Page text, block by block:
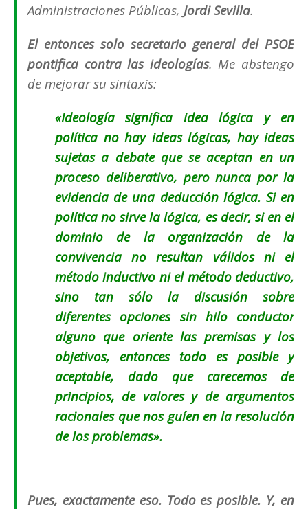
Administraciones Públicas, Jordi Sevilla.
El entonces solo secretario general del PSOE
pontifica contra las ideologías. Me abstengo
de mejorar su sintaxis:
«Ideología significa idea lógica y en
política no hay ideas lógicas, hay ideas
sujetas a debate que se aceptan en un
proceso deliberativo, pero nunca por la
evidencia de una deducción lógica. Si en
política no sirve la lógica, es decir, si en el
dominio de la organización de la
convivencia no resultan válidos ni el
método inductivo ni el método deductivo,
sino tan sólo la discusión sobre
diferentes opciones sin hilo conductor
alguno que oriente las premisas y los
objetivos, entonces todo es posible y
aceptable, dado que carecemos de
principios, de valores y de argumentos
racionales que nos guíen en la resolución
de los problemas».
Pues, exactamente eso. Todo es posible. Y, en